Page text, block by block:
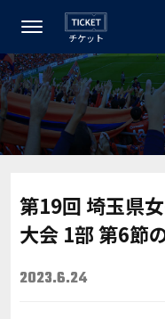
チケット
第19回 埼玉県
大会 1部 第6節
2023.6.24